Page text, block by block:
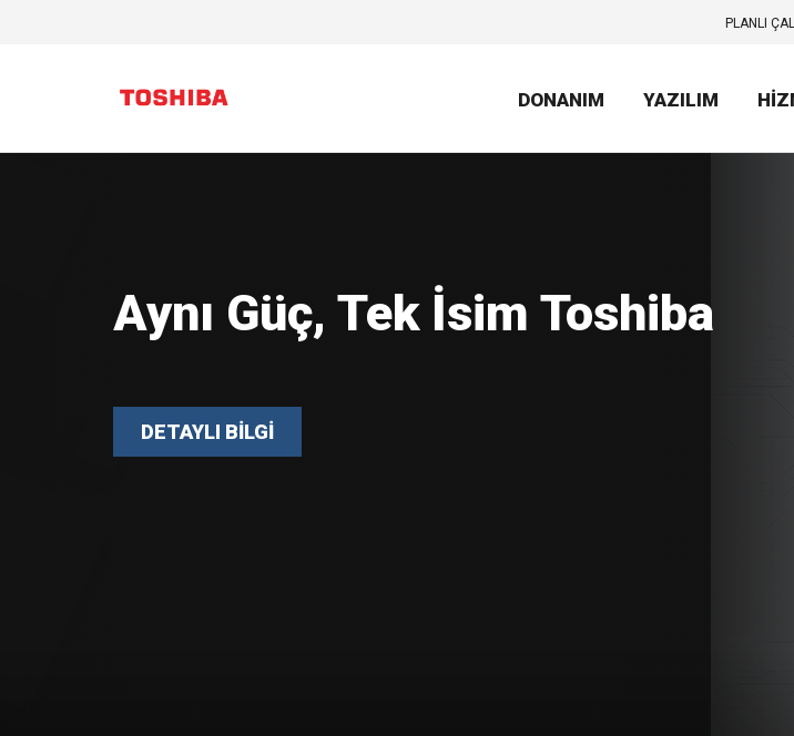
PLANLI
DONANIM YAZILIM
Güçlü Donanım. Akıllı Uyum.
nesil POS donanımlarıyla
buluşuyor.